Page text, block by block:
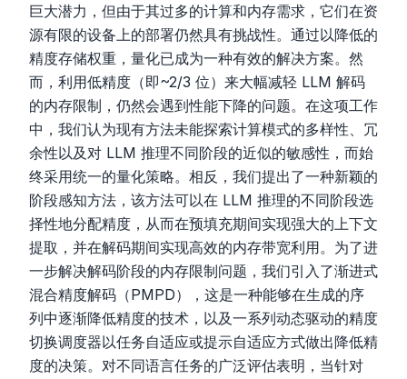
巨大潜力，但由于其过多的计算和内存需求，它们在资
源有限的设备上的部署仍然具有挑战性。通过以降低的
精度存储权重，量化已成为一种有效的解决方案。然
而，利用低精度（即~2/3 位）来大幅减轻 LLM 解码
的内存限制，仍然会遇到性能下降的问题。在这项工作
中，我们认为现有方法未能探索计算模式的多样性、冗
余性以及对 LLM 推理不同阶段的近似的敏感性，而始
终采用统一的量化策略。相反，我们提出了一种新颖的
阶段感知方法，该方法可以在 LLM 推理的不同阶段选
择性地分配精度，从而在预填充期间实现强大的上下文
提取，并在解码期间实现高效的内存带宽利用。为了进
一步解决解码阶段的内存限制问题，我们引入了渐进式
混合精度解码（PMPD），这是一种能够在生成的序
列中逐渐降低精度的技术，以及一系列动态驱动的精度
切换调度器以任务自适应或提示自适应方式做出降低精
度的决策。对不同语言任务的广泛评估表明，当针对